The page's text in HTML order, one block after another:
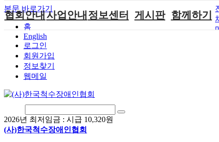
본문 바로가기
홈
English
로그인
회원가입
정보찾기
웹메일
2026년 최저임금 : 시급 10,320원
(사)한국척수장애인협회
협회안내
인사말
연혁
비전
조직도
척수장애란?
찾아오시는길
사업안내
단체지원사업
척수장애인재
활지원센터
척수장애인직
문화예술위원
회
정보센터 게시판 함께하기